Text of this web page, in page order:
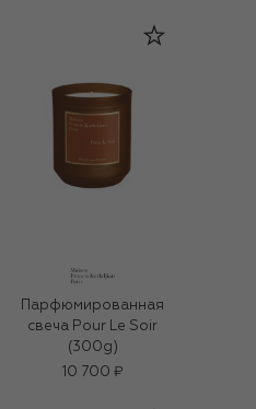
Парфюмированная
свеча Pour Le Soir
(300g)
10 700 ₽